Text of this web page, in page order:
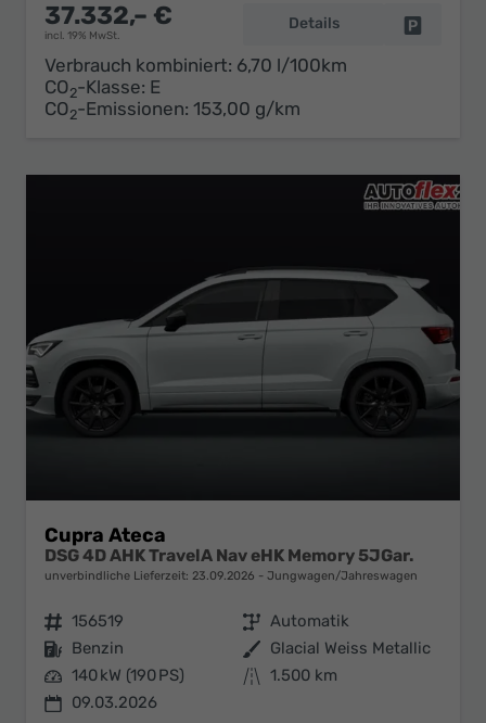
37.332,– €
incl. 19% MwSt.
Details
Verbrauch kombiniert: 6,70 l/100km
CO2-Klasse: E
CO2-Emissionen: 153,00 g/km
Cupra Ateca
DSG 4D AHK TravelA Nav eHK Memory 5JGar.
unverbindliche Lieferzeit: 23.09.2026 Jungwagen/Jahreswagen
Fahrzeugnr. 156519 Getriebe Automatik
Kraftstoff Benzin Außenfarbe Glacial Weiss Metallic
Leistung 140 kW (190 PS) Kilometerstand 1.500 km
09.03.2026